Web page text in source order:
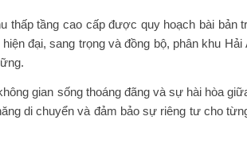
tầng cao cấp được quy hoạch bài bản
đại, sang trọng và đồng bộ, phân khu
gian sống thoáng đãng và sự hài hòa
di chuyển và đảm bảo sự riêng tư cho